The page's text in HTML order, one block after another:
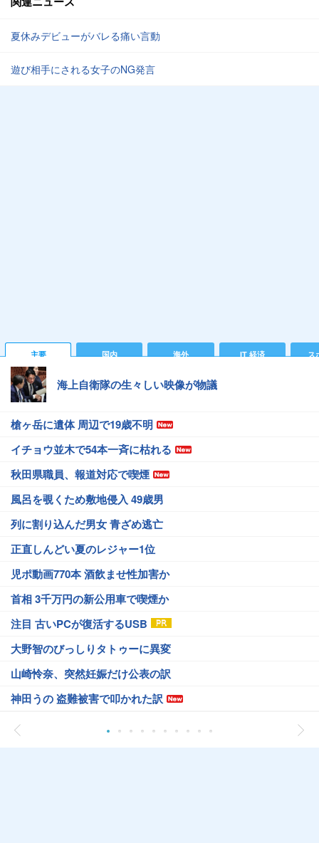
夏休みデビューがバレる痛い言動
遊び相手にされる女子のNG発言
主要 国内 海外 IT 経済 ス
海上自衛隊の生々しい映像が物議
槍ヶ岳に遺体 周辺で19歳不明
イチョウ並木で54本一斉に枯れる
秋田県職員、報道対応で喫煙
風呂を覗くため敷地侵入 49歳男
列に割り込んだ男女 青ざめ逃亡
正直しんどい夏のレジャー1位
児ポ動画770本 酒飲ませ性加害か
首相 3千万円の新公用車で喫煙か
注目 古いPCが復活するUSB
大野智のびっしりタトゥーに異変
山崎怜奈、突然妊娠だけ公表の訳
神田うの 盗難被害で叩かれた訳